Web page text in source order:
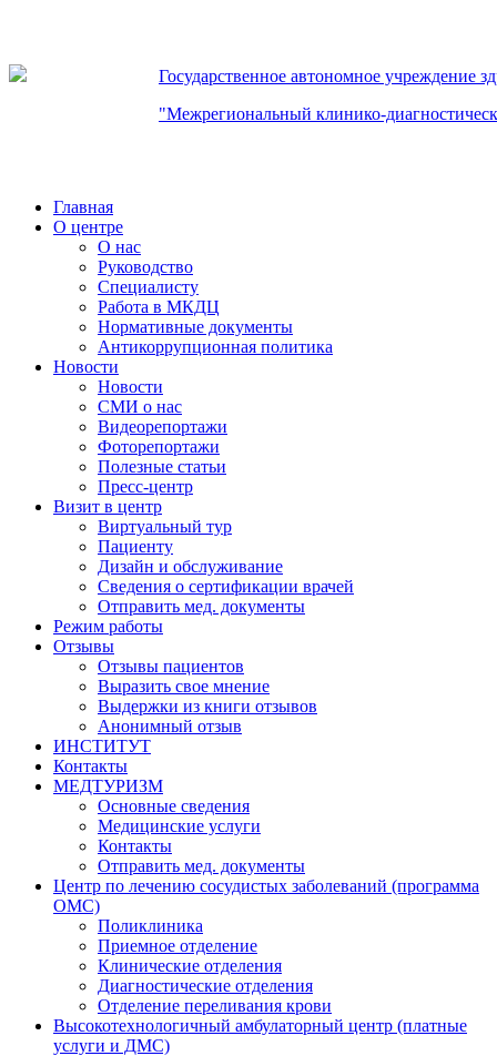
Государственное автономное учреждение
"Межрегиональный клинико-
Главная
О центре
О нас
Руководство
Специалисту
Работа в МКДЦ
Нормативные документы
Антикоррупционная политика
Новости
Новости
СМИ о нас
Видеорепортажи
Фоторепортажи
Полезные статьи
Пресс-центр
Визит в центр
Виртуальный тур
Пациенту
Дизайн и обслуживание
Сведения о сертификации врачей
Отправить мед. документы
Режим работы
Отзывы
Отзывы пациентов
Выразить свое мнение
Выдержки из книги отзывов
Анонимный отзыв
ИНСТИТУТ
Контакты
МЕДТУРИЗМ
Основные сведения
Медицинские услуги
Контакты
Отправить мед. документы
Центр по лечению сосудистых заболеваний (программа
ОМС)
Поликлиника
Приемное отделение
Клинические отделения
Диагностические отделения
Отделение переливания крови
Высокотехнологичный амбулаторный центр (платные
услуги и ДМС)